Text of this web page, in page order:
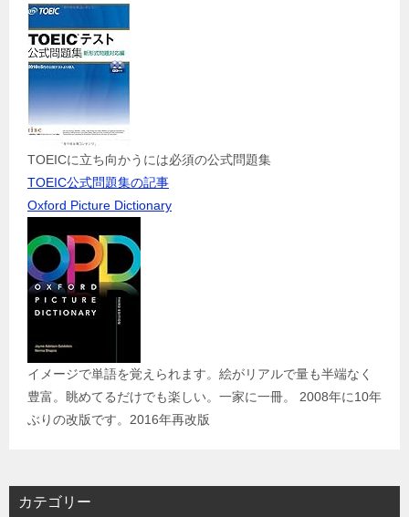
TOEICに立ち向かうには必須の公式問題集
TOEIC公式問題集の記事
Oxford Picture Dictionary
イメージで単語を覚えられます。絵がリアルで量も半端なく
豊富。眺めてるだけでも楽しい。一家に一冊。 2008年に10年
ぶりの改版です。2016年再改版
カテゴリー